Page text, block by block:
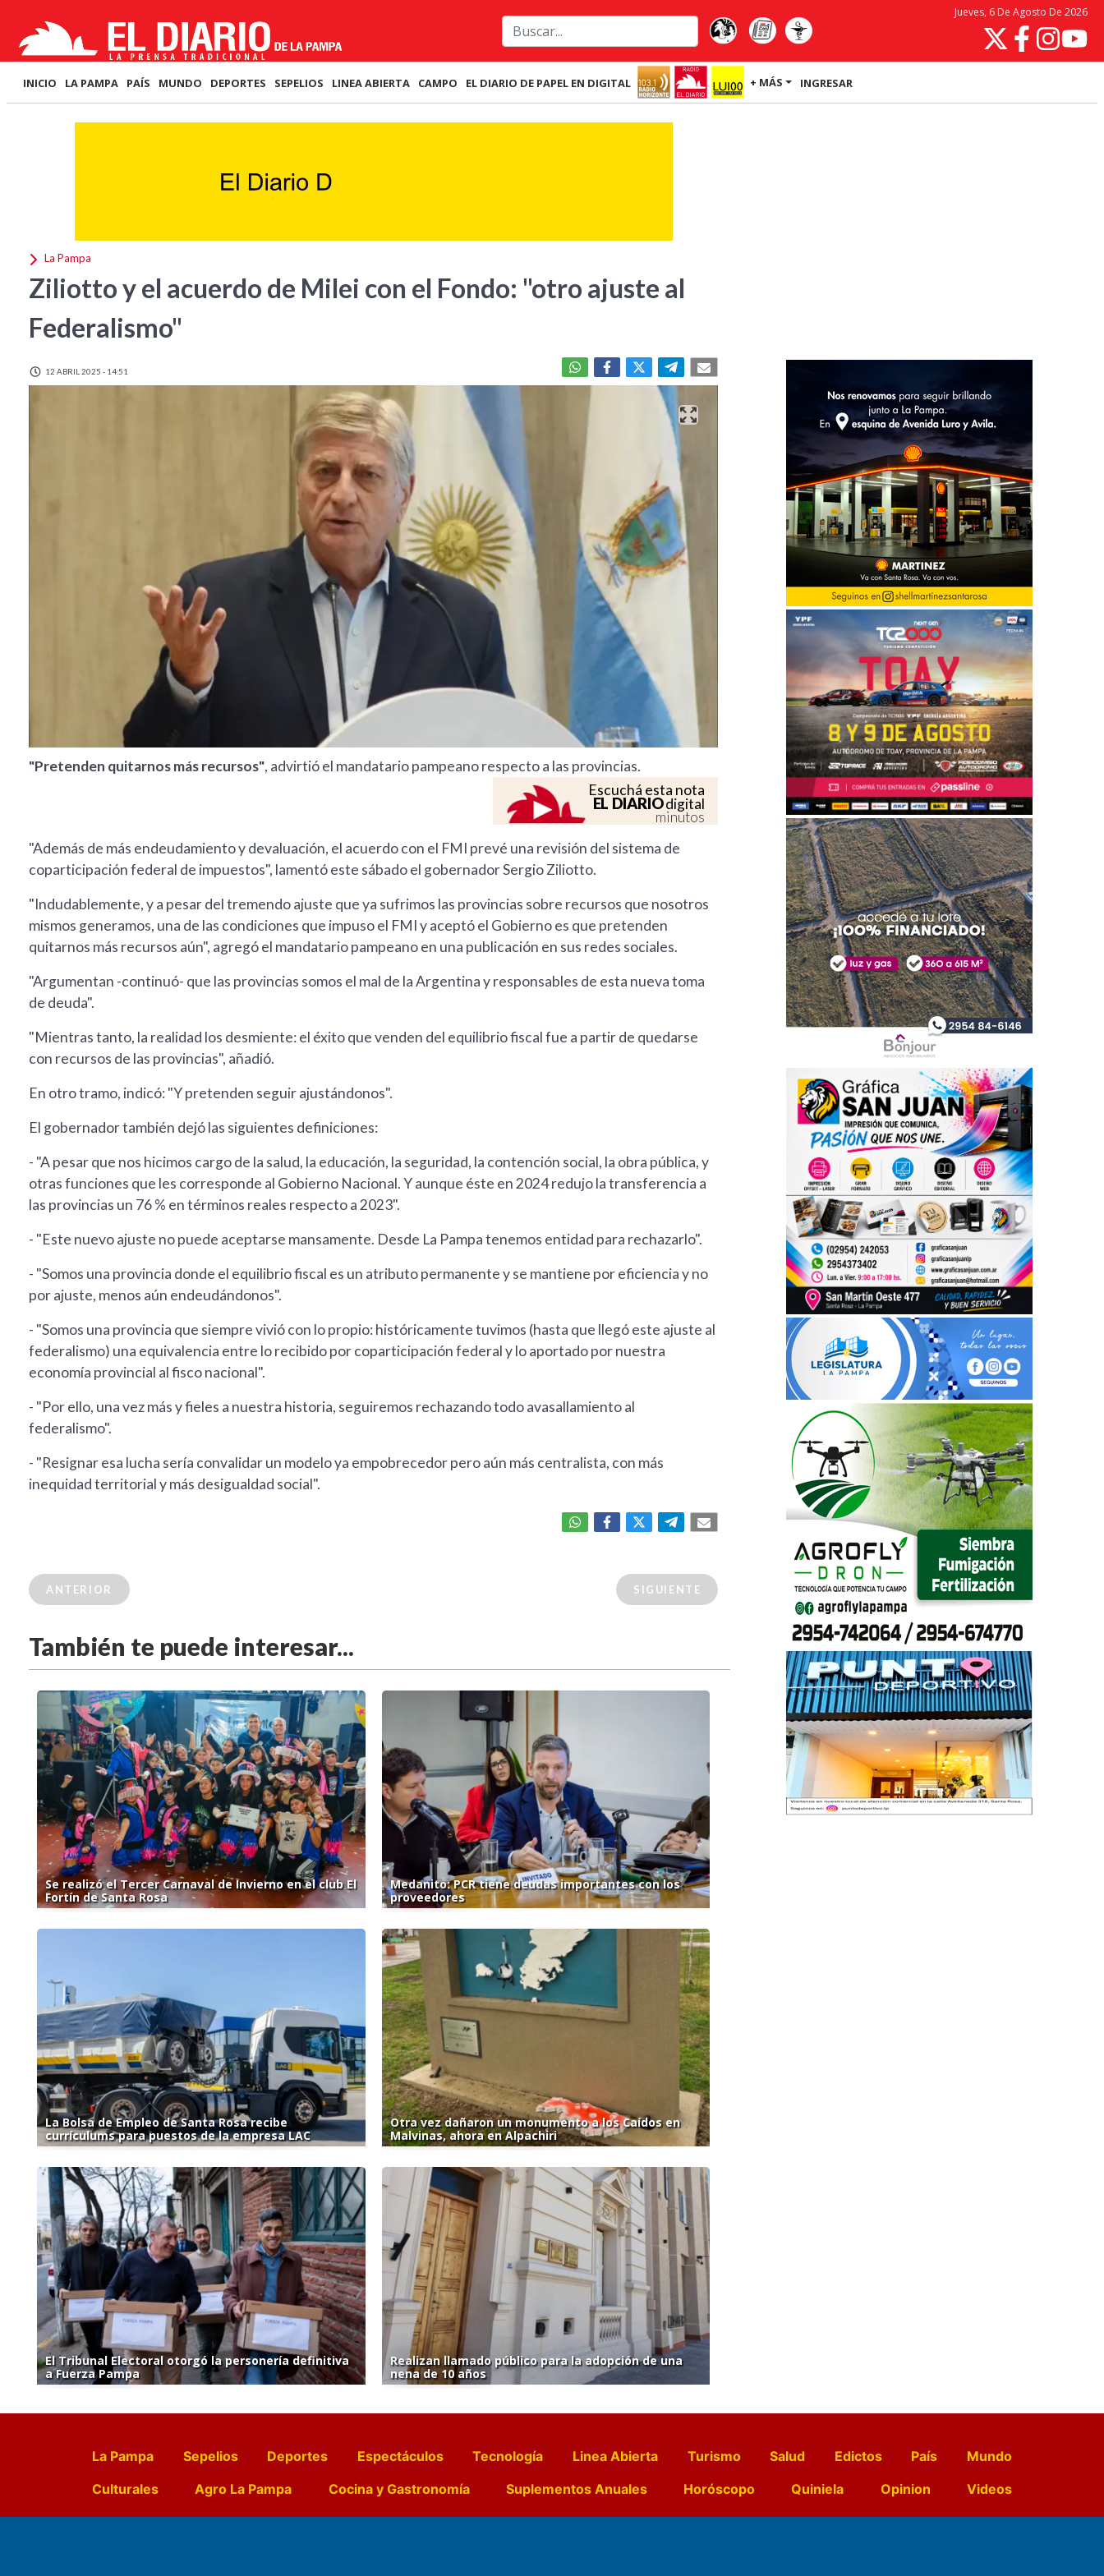
Jueves, 6 De Agosto De 2026
INICIO LA PAMPA PAÍS MUNDO DEPORTES SEPELIOS LINEA ABIERTA CAMPO EL DIARIO DE PAPEL EN DIGITAL + MÁS INGRESAR
La Pampa
Ziliotto y el acuerdo de Milei con el Fondo: "otro ajuste al
Federalismo"
12 ABRIL 2025 - 14:51
"Pretenden quitarnos más recursos", advirtió el mandatario pampeano respecto a las provincias.
Escuchá esta nota
EL DIARIOdigital
minutos
"Además de más endeudamiento y devaluación, el acuerdo con el FMI prevé una revisión del sistema de
coparticipación federal de impuestos", lamentó este sábado el gobernador Sergio Ziliotto.
"Indudablemente, y a pesar del tremendo ajuste que ya sufrimos las provincias sobre recursos que nosotros
mismos generamos, una de las condiciones que impuso el FMI y aceptó el Gobierno es que pretenden
quitarnos más recursos aún", agregó el mandatario pampeano en una publicación en sus redes sociales.
"Argumentan -continuó- que las provincias somos el mal de la Argentina y responsables de esta nueva toma
de deuda".
"Mientras tanto, la realidad los desmiente: el éxito que venden del equilibrio fiscal fue a partir de quedarse
con recursos de las provincias", añadió.
En otro tramo, indicó: "Y pretenden seguir ajustándonos".
El gobernador también dejó las siguientes definiciones:
- "A pesar que nos hicimos cargo de la salud, la educación, la seguridad, la contención social, la obra pública, y
otras funciones que les corresponde al Gobierno Nacional. Y aunque éste en 2024 redujo la transferencia a
las provincias un 76 % en términos reales respecto a 2023".
- "Este nuevo ajuste no puede aceptarse mansamente. Desde La Pampa tenemos entidad para rechazarlo".
- "Somos una provincia donde el equilibrio fiscal es un atributo permanente y se mantiene por eficiencia y no
por ajuste, menos aún endeudándonos".
- "Somos una provincia que siempre vivió con lo propio: históricamente tuvimos (hasta que llegó este ajuste al
federalismo) una equivalencia entre lo recibido por coparticipación federal y lo aportado por nuestra
economía provincial al fisco nacional".
- "Por ello, una vez más y fieles a nuestra historia, seguiremos rechazando todo avasallamiento al
federalismo".
- "Resignar esa lucha sería convalidar un modelo ya empobrecedor pero aún más centralista, con más
inequidad territorial y más desigualdad social".
ANTERIOR SIGUIENTE
También te puede interesar...
Se realizó el Tercer Carnaval de Invierno en el club El
Fortín de Santa Rosa
Medanito: PCR tiene deudas importantes con los
proveedores
La Bolsa de Empleo de Santa Rosa recibe
currículums para puestos de la empresa LAC
Otra vez dañaron un monumento a los Caídos en
Malvinas, ahora en Alpachiri
El Tribunal Electoral otorgó la personería definitiva
a Fuerza Pampa
Realizan llamado público para la adopción de una
nena de 10 años
La Pampa Sepelios Deportes Espectáculos Tecnología Linea Abierta Turismo Salud Edictos País
Mundo
Culturales
Agro La Pampa Cocina y Gastronomía Suplementos Anuales Horóscopo Quiniela Opinion
Videos
Farmacias de turno
Entre Pocillos Transmisiones en vivo El Diario de Papel en DIGITAL